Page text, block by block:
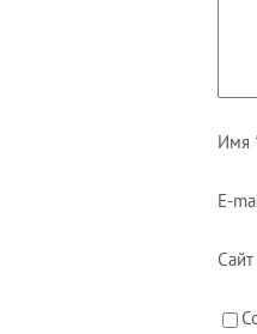
Имя
E-
Сайт